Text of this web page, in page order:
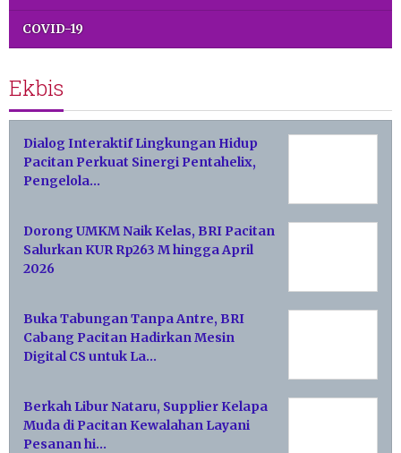
COVID-19
Ekbis
Dialog Interaktif Lingkungan Hidup
Pacitan Perkuat Sinergi Pentahelix,
Pengelola…
Dorong UMKM Naik Kelas, BRI Pacitan
Salurkan KUR Rp263 M hingga April
2026
Buka Tabungan Tanpa Antre, BRI
Cabang Pacitan Hadirkan Mesin
Digital CS untuk La…
Berkah Libur Nataru, Supplier Kelapa
Muda di Pacitan Kewalahan Layani
Pesanan hi…